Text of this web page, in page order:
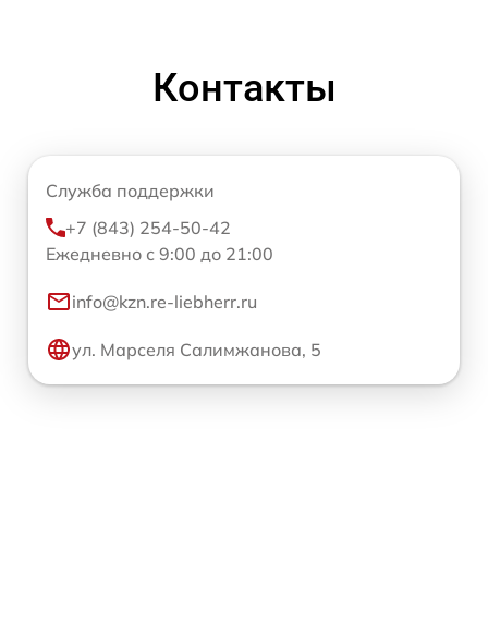
Контакты
Служба поддержки
+7 (843) 254-50-42
Ежедневно с 9:00 до 21:00
info@kzn.re-liebherr.ru
ул. Марселя Салимжанова, 5